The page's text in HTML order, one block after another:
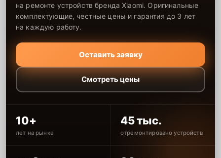
на ремонте устройств бренда Xiaomi. Оригинальные
комплектующие, честные цены и гарантия до 3 лет
на каждую работу.
Оставить заявку
Смотреть цены
10+
лет на рынке
45 тыс.
отремонтировано устройств